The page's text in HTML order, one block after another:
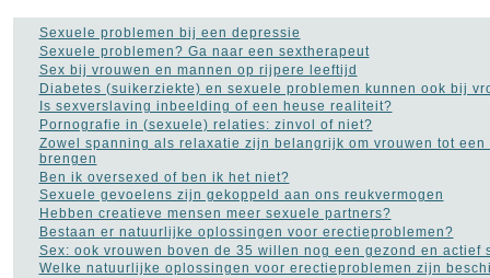
TAGS IN CLOUD
Alcohol Alzheimer Depressie
DieetGezondheid
A tot Z
vaatziekten Kanker
Opvoeding en zwangerschap
Sex Slapeloosheid
Voedingssupplementen
more tags
Sexuele problemen bij een depressie
Sexuele problemen? Ga naar een sextherapeut
Sex bij vrouwen en mannen op rijpere leeftijd
Diabetes (suikerziekte) en sexuele problemen kunnen ook bij
Is sexverslaving inbeelding of een heuse realiteit?
Pornografie in (sexuele) relaties: zinvol of niet?
Zowel spanning als relaxatie zijn belangrijk om vrouwen tot een
brengen
Ben ik oversexed of ben ik het niet?
Sexuele gevoelens zijn gekoppeld aan ons reukvermogen
Hebben creatieve mensen meer sexuele partners?
Bestaan er natuurlijke oplossingen voor erectieproblemen?
Sex: ook vrouwen boven de 35 willen nog een gezond en actief
Welke natuurlijke oplossingen voor erectieproblemen zijn